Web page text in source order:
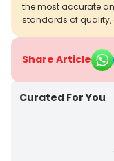
the most accurate
standards of quality,
Share Article
Curated For You